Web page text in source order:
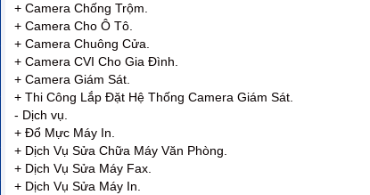
+ Camera Chống Trộm.
+ Camera Cho Ô Tô.
+ Camera Chuông Cửa.
+ Camera CVI Cho Gia Đình.
+ Camera Giám Sát.
+ Thi Công Lắp Đặt Hệ Thống Camera Giám Sát.
- Dịch vụ.
+ Đổ Mực Máy In.
+ Dịch Vụ Sửa Chữa Máy Văn Phòng.
+ Dịch Vụ Sửa Máy Fax.
+ Dịch Vụ Sửa Máy In.